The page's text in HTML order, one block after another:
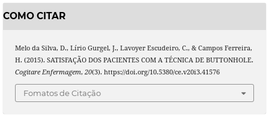
COMO CITAR
Melo da Silva, D., Lírio Gurgel, J., Lavoyer Escudeiro, C., & Campos Ferreira,
H. (2015). SATISFAÇÃO DOS PACIENTES COM A TÉCNICA DE BUTTONHOLE.
Cogitare Enfermagem, 20(3). https://doi.org/10.5380/ce.v20i3.41576
Fomatos de Citação